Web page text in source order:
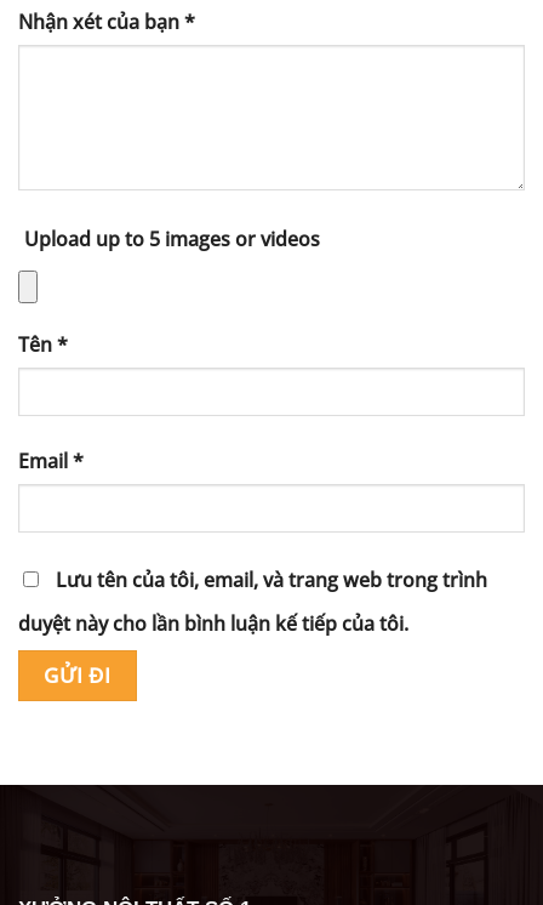
Nhận xét của bạn*
Upload up to 5 images or videos
Tên*
Email*
Lưu tên của tôi, email, và trang web trong trình
duyệt này cho lần bình luận kế tiếp của tôi.